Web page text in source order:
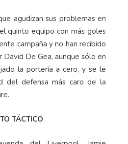
agudizan sus problemas en
quinto equipo con más goles
campaña y no han recibido
David De Gea, aunque sólo en
la portería a cero, y se le
del defensa más caro de la
TÁCTICO